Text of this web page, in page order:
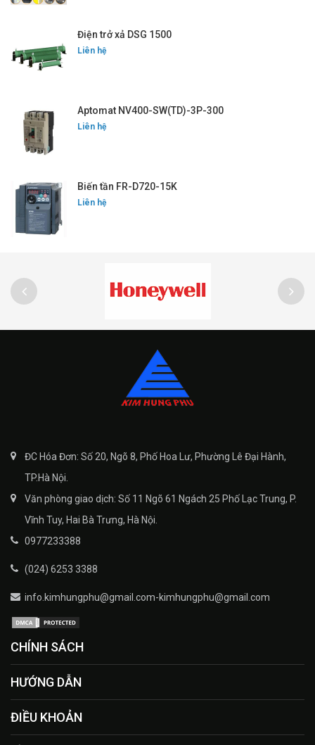
Điện trở xả DSG 1500
Liên hệ
Aptomat NV400-SW(TD)-3P-300
Liên hệ
Biến tần FR-D720-15K
Liên hệ
ĐC Hóa Đơn: Số 20, Ngõ 8, Phố Hoa Lư, Phường Lê Đại Hành,
TP.Hà Nội.
Văn phòng giao dịch: Số 11 Ngõ 61 Ngách 25 Phố Lạc Trung, P.
Vĩnh Tuy, Hai Bà Trưng, Hà Nội.
0977233388
(024) 6253 3388
info.kimhungphu@gmail.com-kimhungphu@gmail.com
CHÍNH SÁCH
HƯỚNG DẪN
ĐIỀU KHOẢN